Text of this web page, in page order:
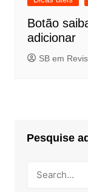
Botão
adicionar
SB em
Pesquise